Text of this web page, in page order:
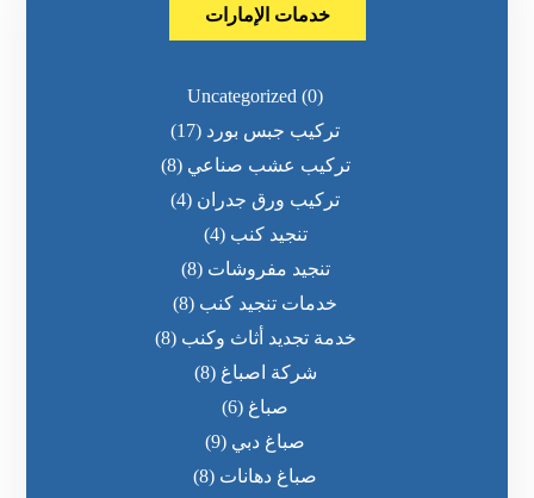
خدمات الإمارات
Uncategorized (0)
تركيب جبس بورد (17)
تركيب عشب صناعي (8)
تركيب ورق جدران (4)
تنجيد كنب (4)
تنجيد مفروشات (8)
خدمات تنجيد كنب (8)
خدمة تجديد أثاث وكنب (8)
شركة اصباغ (8)
صباغ (6)
صباغ دبي (9)
صباغ دهانات (8)